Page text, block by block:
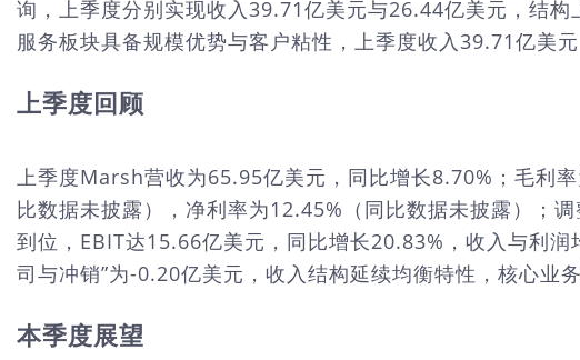
询，上季度分别实现收入39.71亿美元与26.44亿美元，结
服务板块具备规模优势与客户粘性，上季度收入39.71亿美
上季度回顾
上季度Marsh营收为65.95亿美元，同比增长8.70%；毛利
比数据未披露），净利率为12.45%（同比数据未披露）；
到位，EBIT达15.66亿美元，同比增长20.83%，收入与利
司与冲销”为-0.20亿美元，收入结构延续均衡特性，核心业
本季度展望